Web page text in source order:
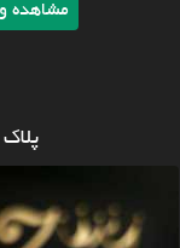
مشاهده